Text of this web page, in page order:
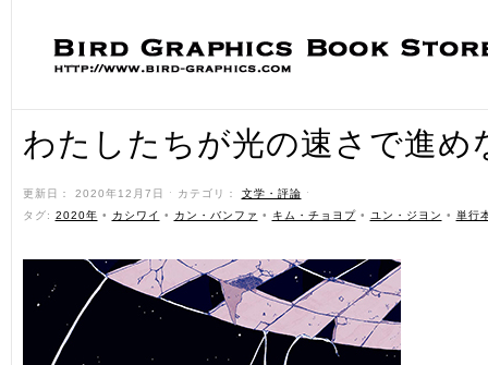
わたしたちが光の速さで進め
更新日： 2020年12月7日 ˑ カテゴリ： 文学・評論 ˑ
タグ: 2020年 • カシワイ • カン・バンファ • キム・チョヨプ• ユン・ジヨン • 単行